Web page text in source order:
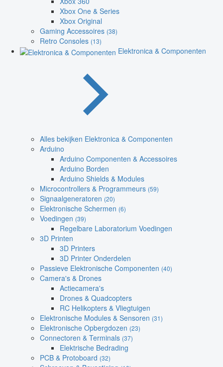
Xbox One & Series
Xbox Original
Gaming Accessoires (38)
Retro Consoles (13)
Elektronica & Componenten
Alles bekijken Elektronica & Componenten
Arduino
Arduino Componenten & Accessoires
Arduino Borden
Arduino Shields & Modules
Microcontrollers & Programmeurs (59)
Signaalgeneratoren (20)
Elektronische Schermen (6)
Voedingen (39)
Regelbare Laboratorium Voedingen
3D Printen
3D Printers
3D Printer Onderdelen
Passieve Elektronische Componenten (40)
Camera's & Drones
Actiecamera's
Drones & Quadcopters
RC Helikopters & Vliegtuigen
Elektronische Modules & Sensoren (31)
Elektronische Opbergdozen (23)
Connectoren & Terminals (37)
Elektrische Bedrading
PCB & Protoboard (32)